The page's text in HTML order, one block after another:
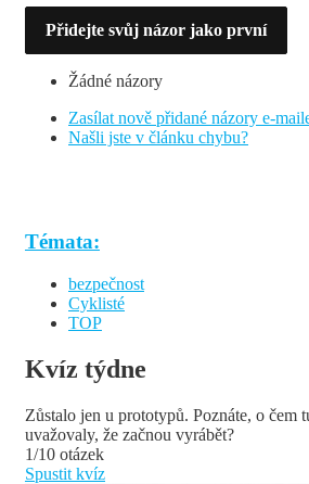
Přidejte svůj názor jako první
Žádné názory
Zasílat nově přidané názory e-
Našli jste v článku chybu?
Témata:
bezpečnost
Cyklisté
TOP
Kvíz týdne
Zůstalo jen u prototypů. Poznáte, o čem
uvažovaly, že začnou vyrábět?
1/10 otázek
Spustit kvíz